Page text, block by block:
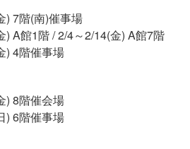
7階(南)催事場
A館1階 / 2/4～2/14(金) A館7階
4階催事場
8階催会場
6階催事場